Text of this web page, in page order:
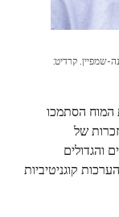
שמפיין. קרדיט:
המוח הסתמכו
של
והגדולים
קוגניטיביות